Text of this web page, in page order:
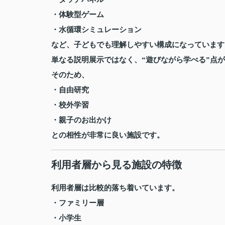
・体験型ゲーム
・水循環シミュレーション
など、子どもでも理解しやすい構成になっています
単なる説明展示ではなく、“遊びながら学べる”点が
そのため、
・自由研究
・校外学習
・親子のお出かけ
との相性が非常に良い施設です。
利用者層から見る施設の特徴
利用者層は比較的落ち着いています。
・ファミリー層
・小学生